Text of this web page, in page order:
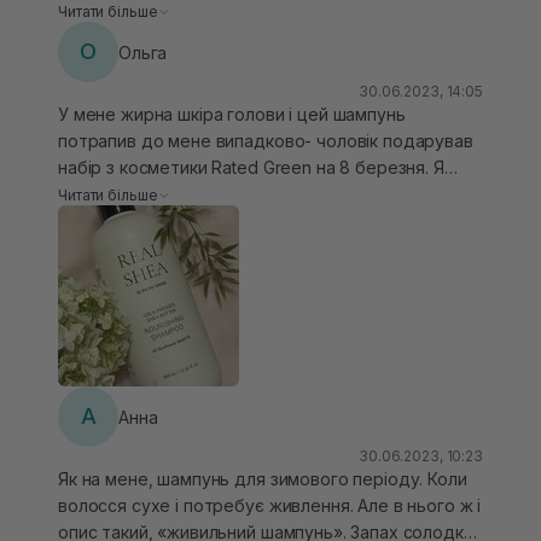
комбо засобів яке у мене було Шкіра голови
чиста, свіжість особисто у мене 2 дні, волосся
це кайф. Не жирнить, не обтяжує, має
пілінг або очищаючий шампунь — і така система з
цим шампунем працює ідеально. Волосся чудове,
шкіра голови очищена!
Читати більше
О Ольга
30.06.2023, 14:05
У мене жирна шкіра голови і цей шампунь
потрапив до мене випадково- чоловік подарував
набір з косметики Rated Green на 8 березня. Я
спочатку дуже засмутилась, бо буда впевнена,
що він мені по типу волосся не підійде, але я
почала його використовувати один раз у декілька
миттів і ефект на самому полотні волосся мені
сподобався, бо воно стало гладким і зволоженим.
Щодо шкіри голови- дає ніжне мʼяке очищення,
але я більше люблю , коли до «скрипу». Запах
дуже приємний)
Читати більше
А Анна
30.06.2023, 10:23
Як на мене, шампунь для зимового періоду. Коли
волосся сухе і потребує живлення. Але в нього ж і
опис такий, «живильний шампунь». Запах солодкої